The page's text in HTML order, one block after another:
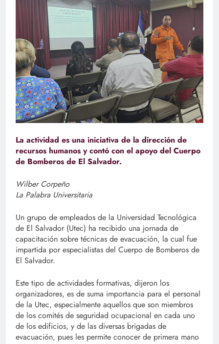
La actividad es una iniciativa de la dirección de
recursos humanos y contó con el apoyo del Cuerpo
de Bomberos de El Salvador.
Wilber Corpeño
La Palabra Universitaria
Un grupo de empleados de la Universidad Tecnológica
de El Salvador (Utec) ha recibido una jornada de
capacitación sobre técnicas de evacuación, la cual fue
impartida por especialistas del Cuerpo de Bomberos de
El Salvador.
Este tipo de actividades formativas, dijeron los
organizadores, es de suma importancia para el personal
de la Utec, especialmente aquellos que son miembros
de los comités de seguridad ocupacional en cada uno
de los edificios, y de las diversas brigadas de
evacuación, pues les permite conocer de primera mano